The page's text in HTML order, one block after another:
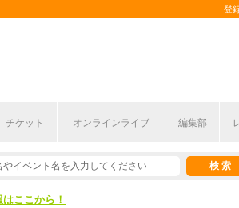
登
チケット オンラインライブ 編集部
年上半期編発表！
ここから！